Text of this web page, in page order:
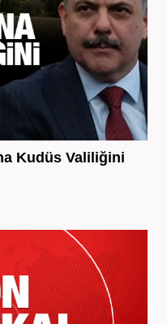
Kudüs Valiliğini